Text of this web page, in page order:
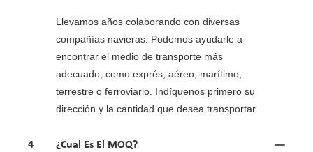
Llevamos años colaborando con diversas
compañías navieras. Podemos ayudarle a
encontrar el medio de transporte más
adecuado, como exprés, aéreo, marítimo,
terrestre o ferroviario. Indíquenos primero su
dirección y la cantidad que desea transportar.
4 ¿Cual Es El MOQ?